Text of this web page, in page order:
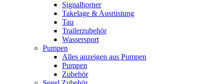
Signalhorner
Takelage & Ausrüstung
Tau
Trailerzubehör
Wassersport
Pumpen
Alles anzeigen aus Pumpen
Pumpen
Zubehör